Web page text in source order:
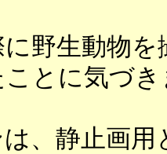
野生動物を
とに気づ
、静止画用